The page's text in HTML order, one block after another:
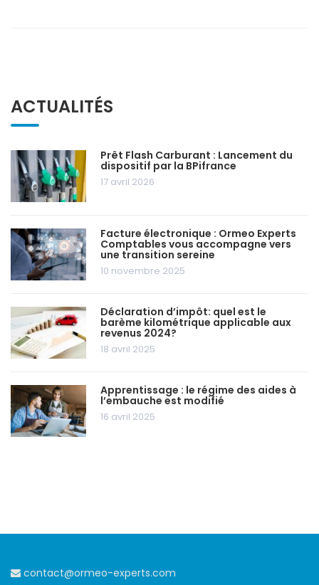
ACTUALITÉS
Prêt Flash Carburant : Lancement du
dispositif par la BPifrance
17 avril 2026
Facture électronique : Ormeo Experts
Comptables vous accompagne vers
une transition sereine
10 novembre 2025
Déclaration d’impôt: quel est le
barème kilométrique applicable aux
revenus 2024?
18 avril 2025
Apprentissage : le régime des aides à
l’embauche est modifié
16 avril 2025
contact@ormeo-experts.com